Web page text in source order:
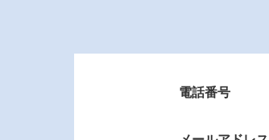
電話番号